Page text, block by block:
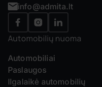
info@admita.lt
Automobilių nuoma
Automobiliai
Paslaugos
Ilgalaikė automobilių